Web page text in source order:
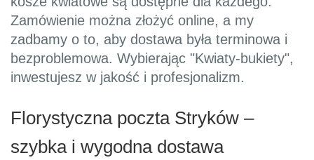
Zamówienie można złożyć online, a my
zadbamy o to, aby dostawa była terminowa i
bezproblemowa. Wybierając "Kwiaty-bukiety",
inwestujesz w jakość i profesjonalizm.
Florystyczna poczta Stryków –
szybka i wygodna dostawa